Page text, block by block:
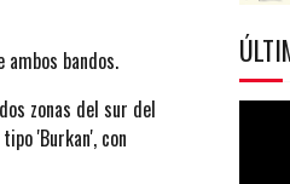
bandos.
zonas del sur del
'Burkan', con